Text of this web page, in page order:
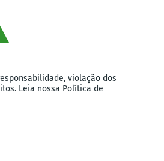
violação dos
Leia nossa Política de